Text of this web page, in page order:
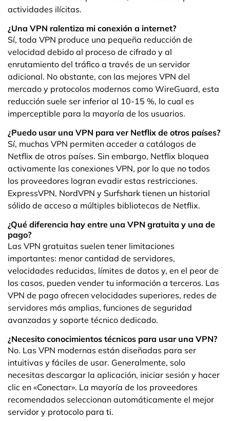
actividades ilícitas.
¿Una VPN ralentiza mi conexión a internet?
Sí, toda VPN produce una pequeña reducción de
velocidad debido al proceso de cifrado y al
enrutamiento del tráfico a través de un servidor
adicional. No obstante, con las mejores VPN del
mercado y protocolos modernos como WireGuard, esta
reducción suele ser inferior al 10-15 %, lo cual es
imperceptible para la mayoría de los usuarios.
¿Puedo usar una VPN para ver Netflix de otros países?
Sí, muchas VPN permiten acceder a catálogos de
Netflix de otros países. Sin embargo, Netflix bloquea
activamente las conexiones VPN, por lo que no todos
los proveedores logran evadir estas restricciones.
ExpressVPN, NordVPN y Surfshark tienen un historial
sólido de acceso a múltiples bibliotecas de Netflix.
¿Qué diferencia hay entre una VPN gratuita y una de
pago?
Las VPN gratuitas suelen tener limitaciones
importantes: menor cantidad de servidores,
velocidades reducidas, límites de datos y, en el peor de
los casos, pueden vender tu información a terceros. Las
VPN de pago ofrecen velocidades superiores, redes de
servidores más amplias, funciones de seguridad
avanzadas y soporte técnico dedicado.
¿Necesito conocimientos técnicos para usar una VPN?
No. Las VPN modernas están diseñadas para ser
intuitivas y fáciles de usar. Generalmente, solo
necesitas descargar la aplicación, iniciar sesión y hacer
clic en «Conectar». La mayoría de los proveedores
recomendados seleccionan automáticamente el mejor
servidor y protocolo para ti.